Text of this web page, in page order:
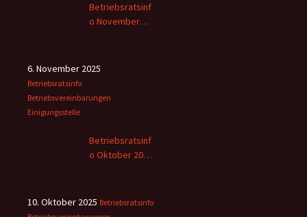
Betriebsratsinf
o November
6. November 2025
Betriebsratsinfo
Betriebsvereinbarungen
Einigungsstelle
Betriebsratsinf
o Oktober 2025
10. Oktober 2025 Betriebsratsinfo